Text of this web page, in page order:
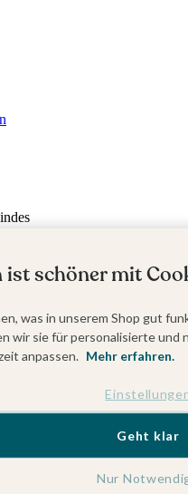
ist schöner mit
was in unserem Shop gut
wir sie für personalisierte
anpassen. Mehr erfahren.
Nur
Geht klar